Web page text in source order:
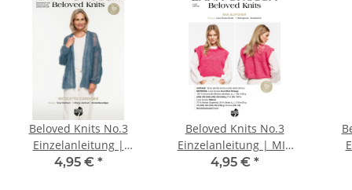
Beloved Knits No.3
Einzelanleitung |
NICOLETTA CARDIGAN
4,95 € *
Beloved Knits No.3
Einzelanleitung | MIA
SLIPOVER aus COOL
4,95 € *